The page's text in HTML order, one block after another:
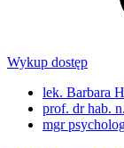
Wykup dostęp
lek. Barbara
prof. dr hab.
mgr